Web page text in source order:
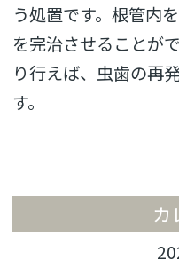
う処置です。根管内
を完治させることが
り行えば、虫歯の再
す。
カ